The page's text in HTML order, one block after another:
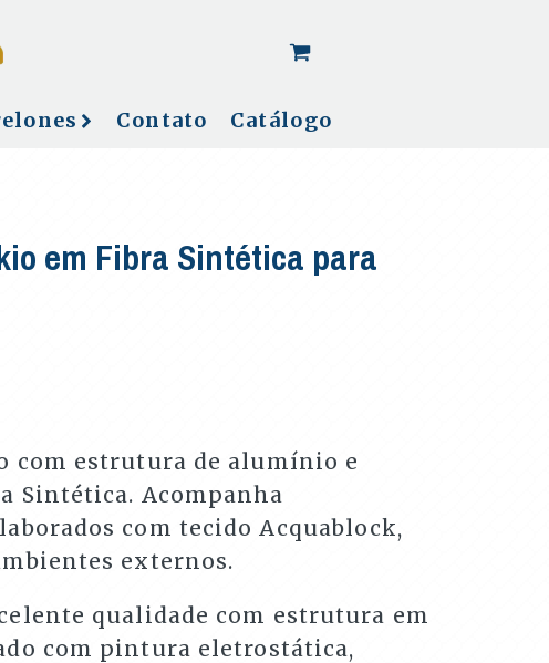
Contato Catálogo
em Fibra Sintética para
com estrutura de alumínio e
Sintética. Acompanha
com tecido Acquablock,
externos.
qualidade com estrutura em
com pintura eletrostática,